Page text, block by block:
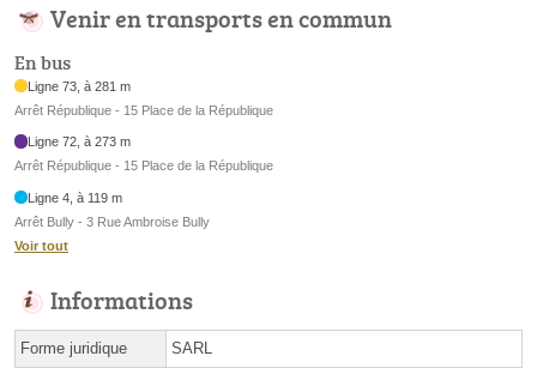
Venir en transports en commun
En bus
Ligne 73, à 281 m
Arrêt République - 15 Place de la République
Ligne 72, à 273 m
Arrêt République - 15 Place de la République
Ligne 4, à 119 m
Arrêt Bully - 3 Rue Ambroise Bully
Voir tout
Informations
Forme juridique SARL